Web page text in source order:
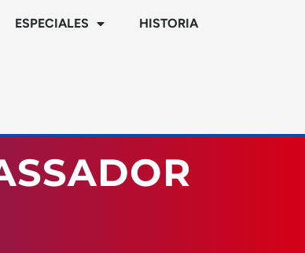
ESPECIALES HISTORIA